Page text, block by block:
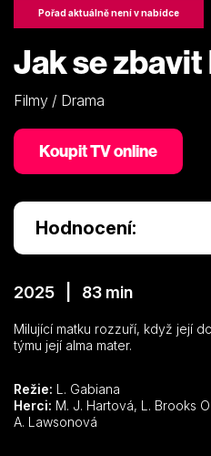
Pořad aktuálně není v nabídce
Jak se
Filmy / Drama
Koupit TV online
Hodnocení:
2025 | 83 min
Milující matku rozzuří, když její
týmu její alma mater.
Režie: L. Gabiana
Herci:
A. Lawsonová